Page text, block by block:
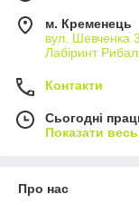
м. Кременець
вул. Шевченка
Лабіринт
Контакти
Сьогодні
Показати
Про нас